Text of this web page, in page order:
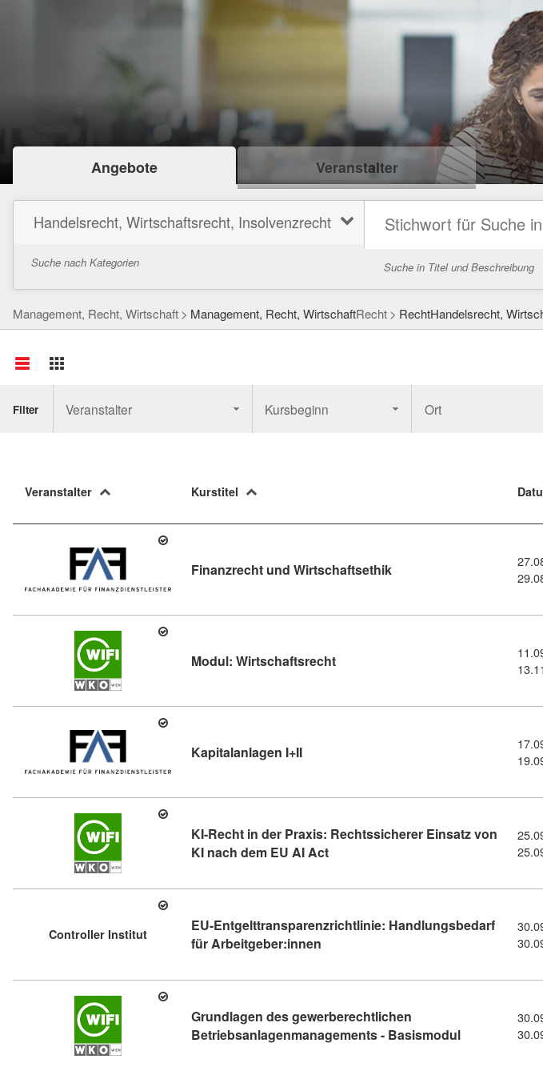
Angebote Veranstalter
Handelsrecht, Wirtschaftsrecht, Insolvenzrecht
Suche nach Kategorien Suche in Titel und Beschreibung
Management, Recht, Wirtschaft Management, Recht, WirtschaftRecht RechtHandelsrecht,
Filter Veranstalter Kursbeginn Ort
Veranstalter Kurstitel
Finanzrecht und WirtschaftsethikKursdetail: Finanzrecht
Modul: WirtschaftsrechtKursdetail: Modul: Wirtschaftsrecht
Kapitalanlagen I+IIKursdetail: Kapitalanlagen I+II (10515974)
KI-Recht in der Praxis: Rechtssicherer Einsatz von
KI nach dem EU AI ActKursdetail: KI-Recht in der Praxis:
Controller Institut
EU-Entgelttransparenzrichtlinie: Handlungsbedarf
für Arbeitgeber:innen Kursdetail: EU-
Grundlagen des gewerberechtlichen
Betriebsanlagenmanagements - BasismodulKursdetail: